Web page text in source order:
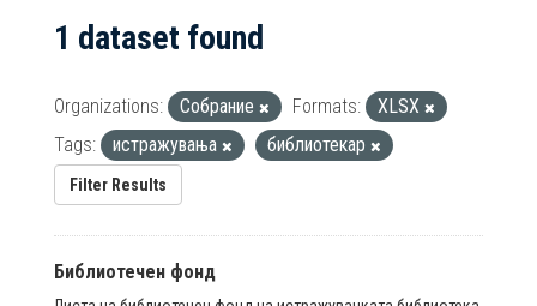
1 dataset found
Organizations: Собрание Formats:
XLSX
Tags:
истражувања библиотекар
Filter Results
Библиотечен фонд